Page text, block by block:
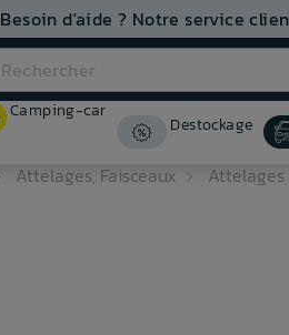
Besoin d'aide ? Notre service
Camping-car
Destockage
Attelages, Faisceaux Attelages